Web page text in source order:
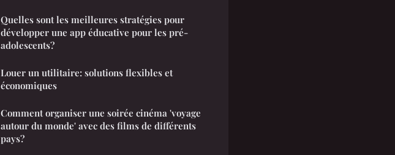
Quelles sont les meilleures stratégies pour
développer une app éducative pour les pré-
adolescents?
Louer un utilitaire: solutions flexibles et
économiques
Comment organiser une soirée cinéma 'voyage
autour du monde' avec des films de différents
pays?